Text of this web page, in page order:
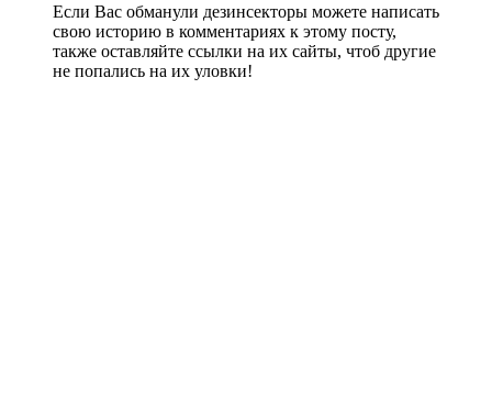
Если Вас обманули дезинсекторы можете написать
свою историю в комментариях к этому посту,
также оставляйте ссылки на их сайты, чтоб другие
не попались на их уловки!